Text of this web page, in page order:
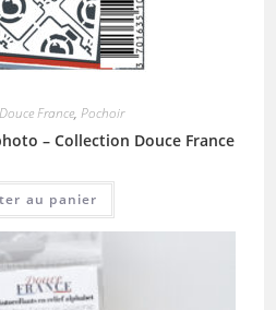
France, Pochoir
– Collection Douce France
au panier